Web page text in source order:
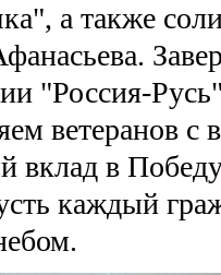
а также
"Россия-
ветеранов с
вклад в
каждый